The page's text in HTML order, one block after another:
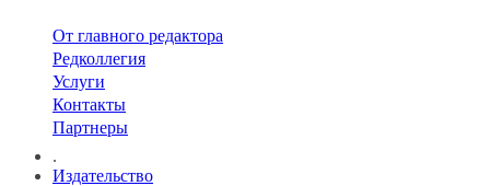
От главного редактора
Редколлегия
Услуги
Контакты
Партнеры
.
Издательство